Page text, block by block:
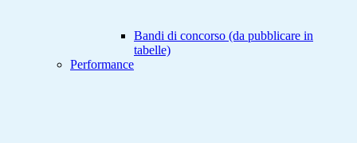
Bandi di concorso (da pubblicare in
tabelle)
Performance